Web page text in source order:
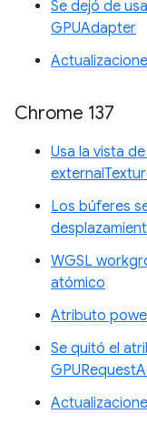
Se dejó de
GPUAdapter
Chrome 137
Usa la vista
Los búferes
WGSL
atómico
Atributo
Se quitó el